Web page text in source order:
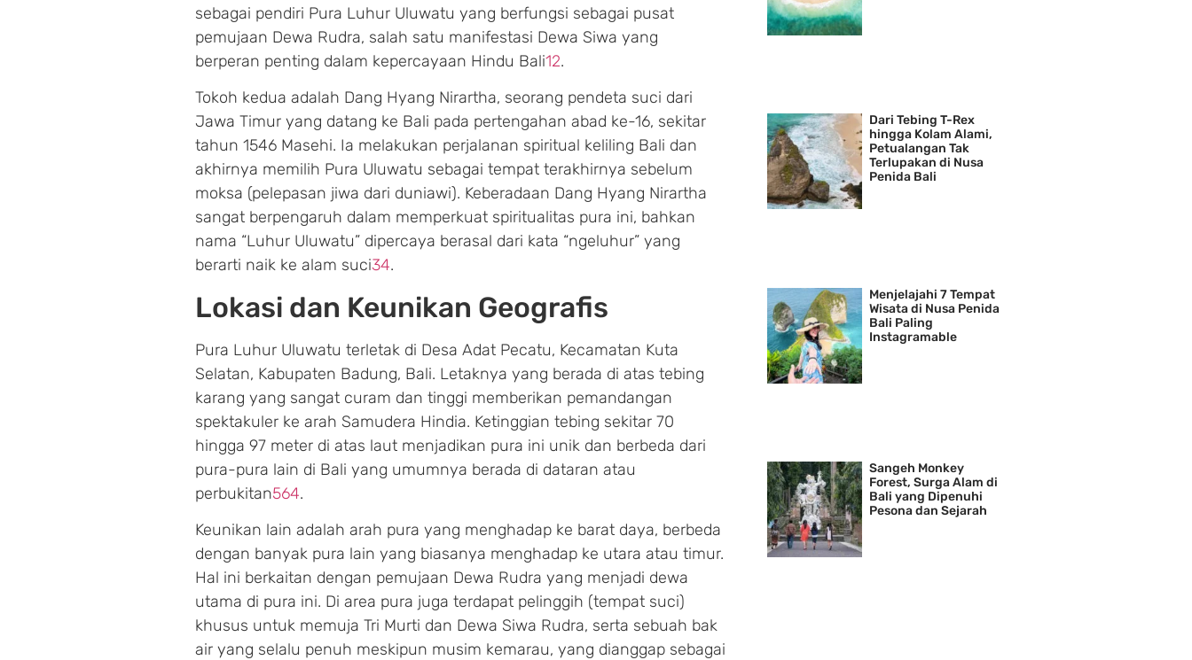
sebagai pendiri Pura Luhur Uluwatu yang berfungsi sebagai pusat
pemujaan Dewa Rudra, salah satu manifestasi Dewa Siwa yang
berperan penting dalam kepercayaan Hindu Bali12.
Tokoh kedua adalah Dang Hyang Nirartha, seorang pendeta suci dari
Jawa Timur yang datang ke Bali pada pertengahan abad ke-16, sekitar
tahun 1546 Masehi. Ia melakukan perjalanan spiritual keliling Bali dan
akhirnya memilih Pura Uluwatu sebagai tempat terakhirnya sebelum
moksa (pelepasan jiwa dari duniawi). Keberadaan Dang Hyang Nirartha
sangat berpengaruh dalam memperkuat spiritualitas pura ini, bahkan
nama “Luhur Uluwatu” dipercaya berasal dari kata “ngeluhur” yang
berarti naik ke alam suci34.
Lokasi dan Keunikan Geografis
Pura Luhur Uluwatu terletak di Desa Adat Pecatu, Kecamatan Kuta
Selatan, Kabupaten Badung, Bali. Letaknya yang berada di atas tebing
karang yang sangat curam dan tinggi memberikan pemandangan
spektakuler ke arah Samudera Hindia. Ketinggian tebing sekitar 70
hingga 97 meter di atas laut menjadikan pura ini unik dan berbeda dari
pura-pura lain di Bali yang umumnya berada di dataran atau
perbukitan564.
Keunikan lain adalah arah pura yang menghadap ke barat daya, berbeda
dengan banyak pura lain yang biasanya menghadap ke utara atau timur.
Hal ini berkaitan dengan pemujaan Dewa Rudra yang menjadi dewa
utama di pura ini. Di area pura juga terdapat pelinggih (tempat suci)
khusus untuk memuja Tri Murti dan Dewa Siwa Rudra, serta sebuah bak
air yang selalu penuh meskipun musim kemarau, yang dianggap sebagai
Dari Tebing T-Rex
hingga Kolam Alami,
Petualangan Tak
Terlupakan di Nusa
Penida Bali
Menjelajahi 7 Tempat
Wisata di Nusa Penida
Bali Paling
Instagramable
Sangeh Monkey
Forest, Surga Alam di
Bali yang Dipenuhi
Pesona dan Sejarah